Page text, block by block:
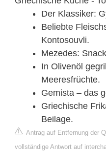
Der Klassiker:
Beliebte
Kontosouvli.
Mezedes:
In Olivenöl
Meeresfrüchte.
Gemista – das
Griechische
Beilage.
Antrag auf Entfernung der
vollständige Antwort auf